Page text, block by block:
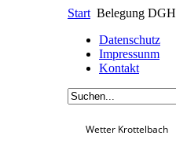
Start Belegung DGH
Datenschutz
Impressunm
Kontakt
Wetter Krottelbach